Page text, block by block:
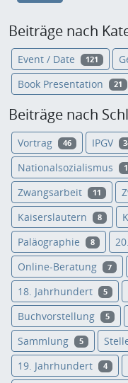
Beiträge nach
Event / Date 121
Book Presentation 21
Beiträge nach
Vortrag 46 IPGV
Nationalsozialismus
Zwangsarbeit 11
Kaiserslautern 8
Paläographie 8
Online-Beratung 7
18. Jahrhundert 5
Buchvorstellung 5
Sammlung 5
19. Jahrhundert 4